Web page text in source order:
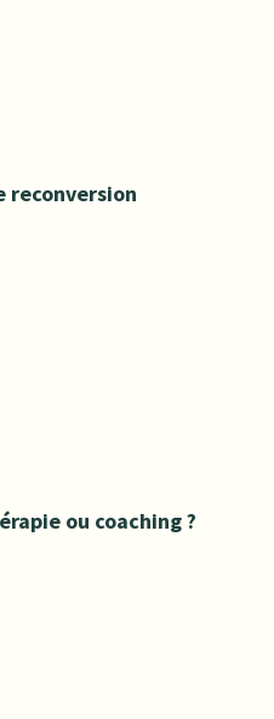
reconversion
ou coaching ?